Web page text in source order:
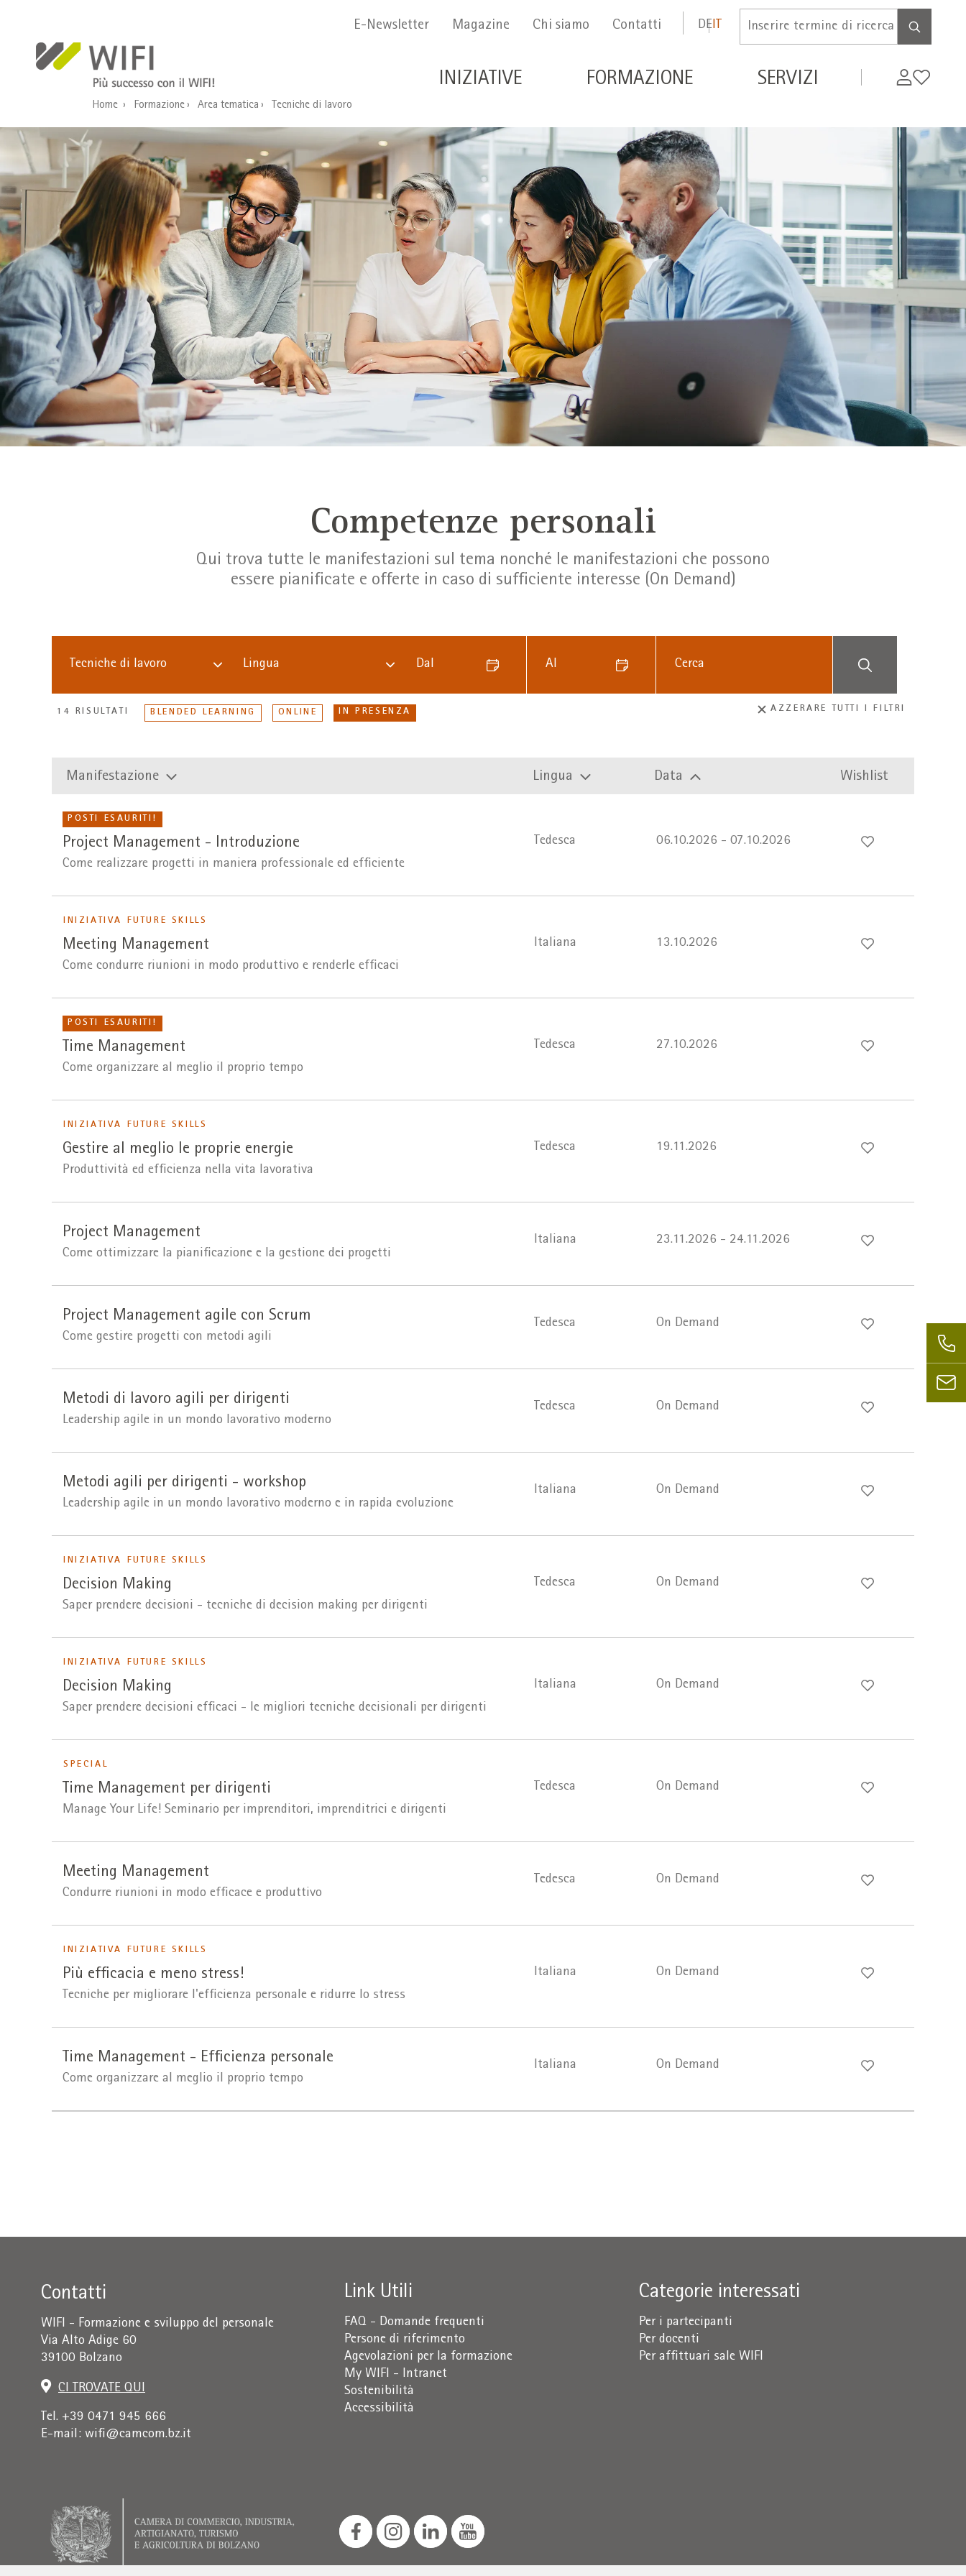
Menu Secondario
E-Newsletter Magazine Chi siamo Contatti DEIT
Inserire
ricerca
Navigazione principale de
INIZIATIVE FORMAZIONE SERVIZI
MyWishlist
Home Formazione Area tematica Tecniche di lavoro
Competenze personali
Qui trova tutte le manifestazioni sul tema nonché le manifestazioni che possono
essere pianificate e offerte in caso di sufficiente interesse (On Demand)
Tecniche di lavoro Lingua Dal Al
14 RISULTATI BLENDED LEARNING ONLINE IN PRESENZA AZZERARE TUTTI I FILTRI
Manifestazione Lingua Data Wishlist
POSTI ESAURITI!
Project Management - Introduzione
Come realizzare progetti in maniera professionale ed efficiente
Tedesca 06.10.2026 - 07.10.2026
INIZIATIVA FUTURE SKILLS
Meeting Management
Come condurre riunioni in modo produttivo e renderle efficaci
Italiana 13.10.2026
POSTI ESAURITI!
Time Management
Come organizzare al meglio il proprio tempo
Tedesca 27.10.2026
INIZIATIVA FUTURE SKILLS
Gestire al meglio le proprie energie
Produttività ed efficienza nella vita lavorativa
Tedesca 19.11.2026
Project Management
Come ottimizzare la pianificazione e la gestione dei progetti
Italiana 23.11.2026 - 24.11.2026
Project Management agile con Scrum
Come gestire progetti con metodi agili
Tedesca On Demand
Metodi di lavoro agili per dirigenti
Leadership agile in un mondo lavorativo moderno
Tedesca On Demand
Metodi agili per dirigenti - workshop
Leadership agile in un mondo lavorativo moderno e in rapida evoluzione
Italiana On Demand
INIZIATIVA FUTURE SKILLS
Decision Making
Saper prendere decisioni - tecniche di decision making per dirigenti
Tedesca On Demand
INIZIATIVA FUTURE SKILLS
Decision Making
Saper prendere decisioni efficaci - le migliori tecniche decisionali per dirigenti
Italiana On Demand
SPECIAL
Time Management per dirigenti
Manage Your Life! Seminario per imprenditori, imprenditrici e dirigenti
Tedesca On Demand
Meeting Management
Condurre riunioni in modo efficace e produttivo
Tedesca On Demand
INIZIATIVA FUTURE SKILLS
Più efficacia e meno stress!
Tecniche per migliorare l'efficienza personale e ridurre lo stress
Italiana On Demand
Time Management - Efficienza personale
Come organizzare al meglio il proprio tempo
Italiana On Demand
Contatti
WIFI - Formazione e sviluppo del personale
Via Alto Adige 60
39100 Bolzano
CI TROVATE QUI
Tel. +39 0471 945 666
E-mail: wifi@camcom.bz.it
Link Utili
FAQ - Domande frequenti
Persone di riferimento
Agevolazioni per la formazione
My WIFI - Intranet
Sostenibilità
Accessibilità
Categorie interessati
Per i partecipanti
Per docenti
Per affittuari sale WIFI